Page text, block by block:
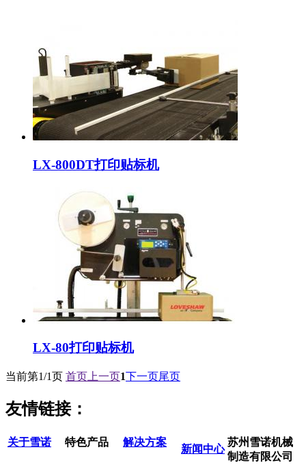
LX-800DT打印贴标机
LX-80打印贴标机
当前第1/1页 首页 上一页1下一页尾页
友情链接：
关于雪诺 特色产品 解决方案
新闻中心
苏州雪诺机械
制造有限公司